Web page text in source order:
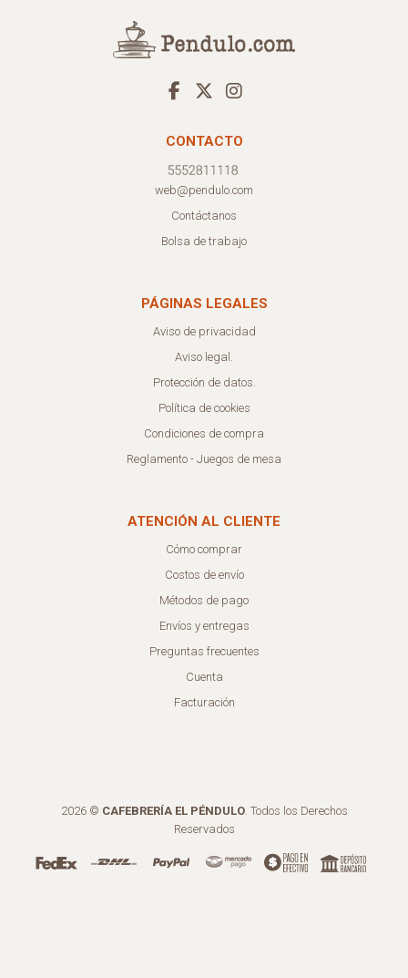
CONTACTO
web@pendulo.com
Contáctanos
Bolsa de trabajo
PÁGINAS LEGALES
Aviso de privacidad
Aviso legal.
Protección de datos.
Política de cookies
Condiciones de compra
Reglamento - Juegos de mesa
ATENCIÓN AL CLIENTE
Cómo comprar
Costos de envío
Métodos de pago
Envíos y entregas
Preguntas frecuentes
Cuenta
Facturación
2026 © CAFEBRERÍA EL PÉNDULO. Todos los Derechos
Reservados